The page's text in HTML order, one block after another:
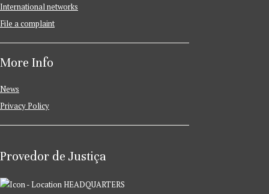
International networks
File a complaint
More Info
News
Privacy Policy
Provedor de Justiça
HEADQUARTERS